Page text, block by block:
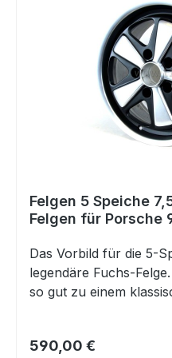
Transporter T4 1.8-
Ref.-Nr. 92862819300, 928.628.193.00, 928 628
beantworten wir Ihnen
Felgen 5 Speiche
Felgen für Porsche
Das Vorbild für die 5-
legendäre Fuchs-
so gut zu einem
genommen und eine
Regulärer Preis:
590,00 €